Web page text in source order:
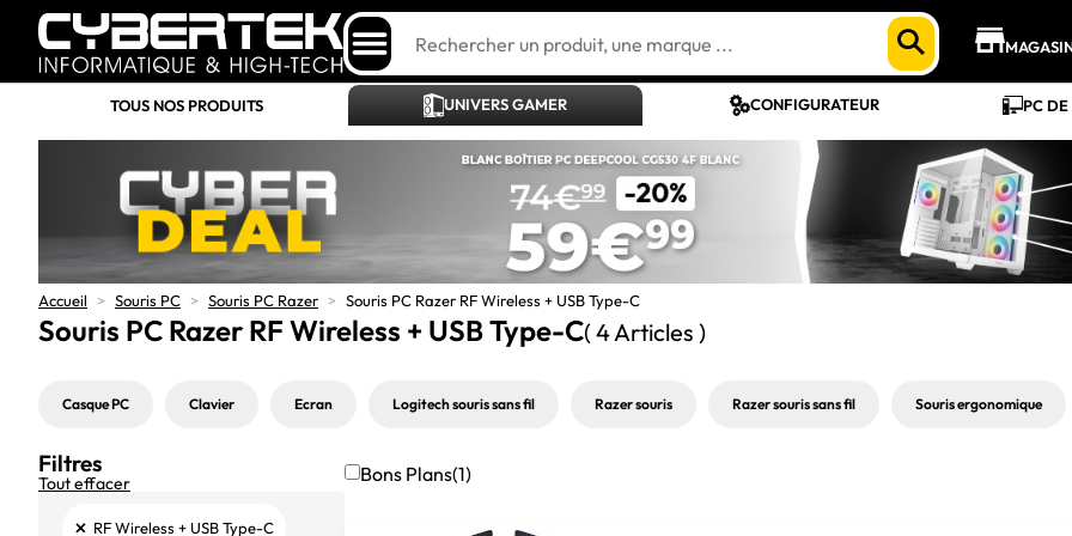
TOUS NOS PRODUITS UNIVERS GAMER CONFIGURATEUR PC DE
Accueil > Souris PC > Souris PC Razer > Souris PC Razer RF Wireless + USB Type-C
Souris PC Razer RF Wireless + USB Type-C( 4 Articles )
Casque PC Clavier Ecran Logitech souris sans fil Razer souris Razer souris sans fil Souris ergonomique
Filtres
Tout effacer
× RF Wireless + USB Type-C
Bons Plans(1)